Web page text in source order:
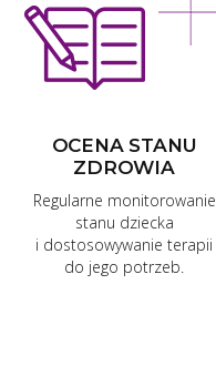
OCENA STANU
ZDROWIA
Regularne monitorowanie
stanu dziecka
i dostosowywanie terapii
do jego potrzeb.